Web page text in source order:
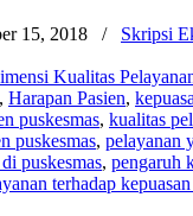
15, 2018 / Skripsi
Kualitas
, Harapan Pasien,
puskesmas, kualitas
puskesmas, pelayanan
puskesmas, pengaruh
terhadap